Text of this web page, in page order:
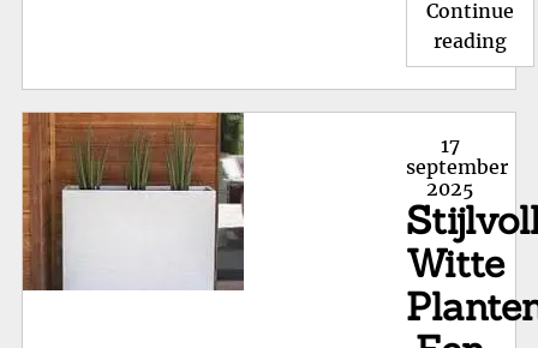
Continue
reading
je
Posted
on
17
september
2025
Witte